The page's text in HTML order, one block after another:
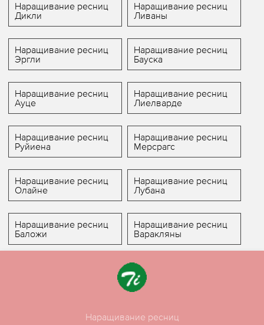
Наращивание ресниц
Дикли
Наращивание ресниц
Ливаны
Наращивание ресниц
Эргли
Наращивание ресниц
Бауска
Наращивание ресниц
Ауце
Наращивание ресниц
Лиелварде
Наращивание ресниц
Руйиена
Наращивание ресниц
Мерсрагс
Наращивание ресниц
Олайне
Наращивание ресниц
Лубана
Наращивание ресниц
Баложи
Наращивание ресниц
Варакляны
Наращивание ресниц